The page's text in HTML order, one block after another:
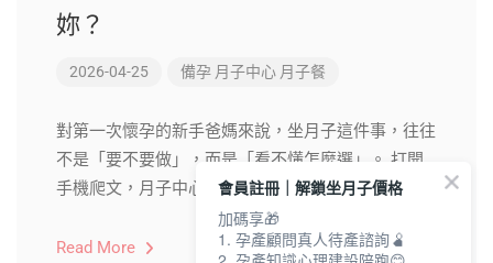
妳？
2026-04-25 備孕 月子中心 月子餐
對第一次懷孕的新手爸媽來說，坐月子這件事，往往
不是「要不要做」，而是「看不懂怎麼選」。 打開
手機爬文，月子中心 […]
Read More
會員註冊｜解鎖坐月子價格
加碼享🎁
1. 孕產顧問真人待產諮詢🫄